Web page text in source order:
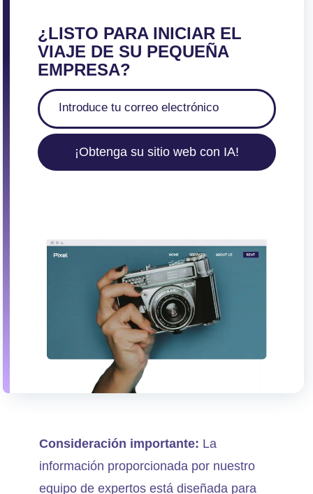
¿LISTO PARA INICIAR EL
VIAJE DE SU PEQUEÑA
EMPRESA?
¡Obtenga su sitio web con IA!
Consideración importante: La
información proporcionada por nuestro
equipo de expertos está diseñada para